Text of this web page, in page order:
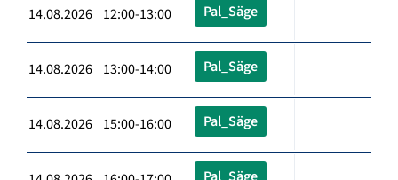
14.08.2026 12:00-13:00 Pal_Säge
14.08.2026 13:00-14:00 Pal_Säge
14.08.2026 15:00-16:00 Pal_Säge